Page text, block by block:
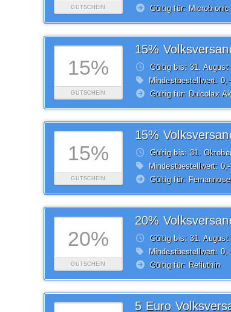
GUTSCHEIN
Gültig für:
15%
GUTSCHEIN
Gültig bis: 31. August
Mindestbestellwert:
Gültig für: Dulcolax
15%
GUTSCHEIN
Gültig bis: 31.
Mindestbestellwert:
Gültig für: Femannose
20%
GUTSCHEIN
Gültig bis: 31. August
Mindestbestellwert:
Gültig für: Refluthin